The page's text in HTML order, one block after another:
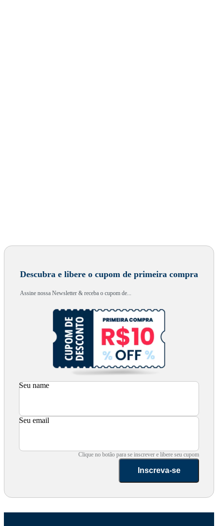
Descubra e libere o cupom de primeira compra
Assine nossa Newsletter & receba o cupom de...
Seu name
Seu email
Clique no botão para se inscrever e libere seu cupom
Inscreva-se